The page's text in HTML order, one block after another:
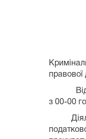
В
правової
з 00-00